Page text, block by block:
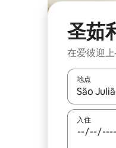
圣茹
在爱彼迎
地点
如有搜索
入住